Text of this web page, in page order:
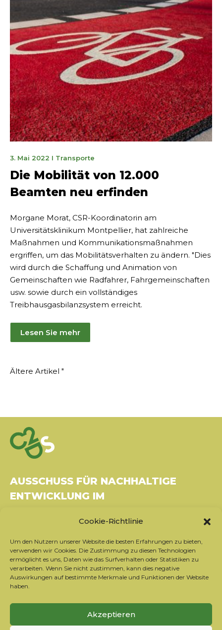
Cookie-Richtlinie
Um den Nutzern unserer Website die besten Erfahrungen zu bieten,
verwenden wir Cookies. Die Zustimmung zu diesen Technologien
ermöglicht es uns, Daten wie das Surfverhalten oder Statistiken zu
verarbeiten. Wenn Sie nicht zustimmen, kann dies negative
Auswirkungen auf bestimmte Merkmale und Funktionen der Website
haben.
Akzeptieren
3. Mai 2022 1.
Juni
2022
I Transporte
Die Mobilität von 12.000
Beamten neu erfinden
Morgane Morat, CSR-Koordinatorin am
Universitätsklinikum Montpellier, hat zahlreiche
Maßnahmen und Kommunikationsmaßnahmen
ergriffen, um das Mobilitätsverhalten zu ändern. "Dies
wird durch die Schaffung und Animation von
Gemeinschaften wie Radfahrer, Fahrgemeinschaften
usw. sowie durch ein vollständiges
Treibhausgasbilanzsystem erreicht.
Lesen Sie mehr
Artikel-
Ältere Artikel "
AUSSCHUSS FÜR NACHHALTIGE
ENTWICKLUNG IM
37270 Montlouis-sur-Loire
Tel.: 06 26 49 36 81 -
contact@c2ds.eu
TwitterLinkedIn
Sich für den Newsletter anmelden
Unsere Partner